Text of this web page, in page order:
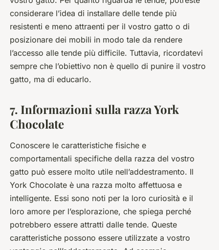
considerare l’idea di installare delle tende più
resistenti e meno attraenti per il vostro gatto o di
posizionare dei mobili in modo tale da rendere
l’accesso alle tende più difficile. Tuttavia, ricordatevi
sempre che l’obiettivo non è quello di punire il vostro
gatto, ma di educarlo.
7. Informazioni sulla razza York
Chocolate
Conoscere le caratteristiche fisiche e
comportamentali specifiche della razza del vostro
gatto può essere molto utile nell’addestramento. Il
York Chocolate è una razza molto affettuosa e
intelligente. Essi sono noti per la loro curiosità e il
loro amore per l’esplorazione, che spiega perché
potrebbero essere attratti dalle tende. Queste
caratteristiche possono essere utilizzate a vostro